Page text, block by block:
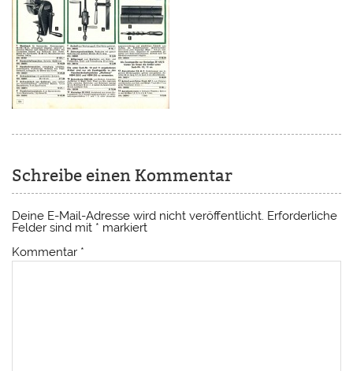
Schreibe einen Kommentar
Deine E-Mail-Adresse wird nicht veröffentlicht. Erforderliche
Felder sind mit * markiert
Kommentar *